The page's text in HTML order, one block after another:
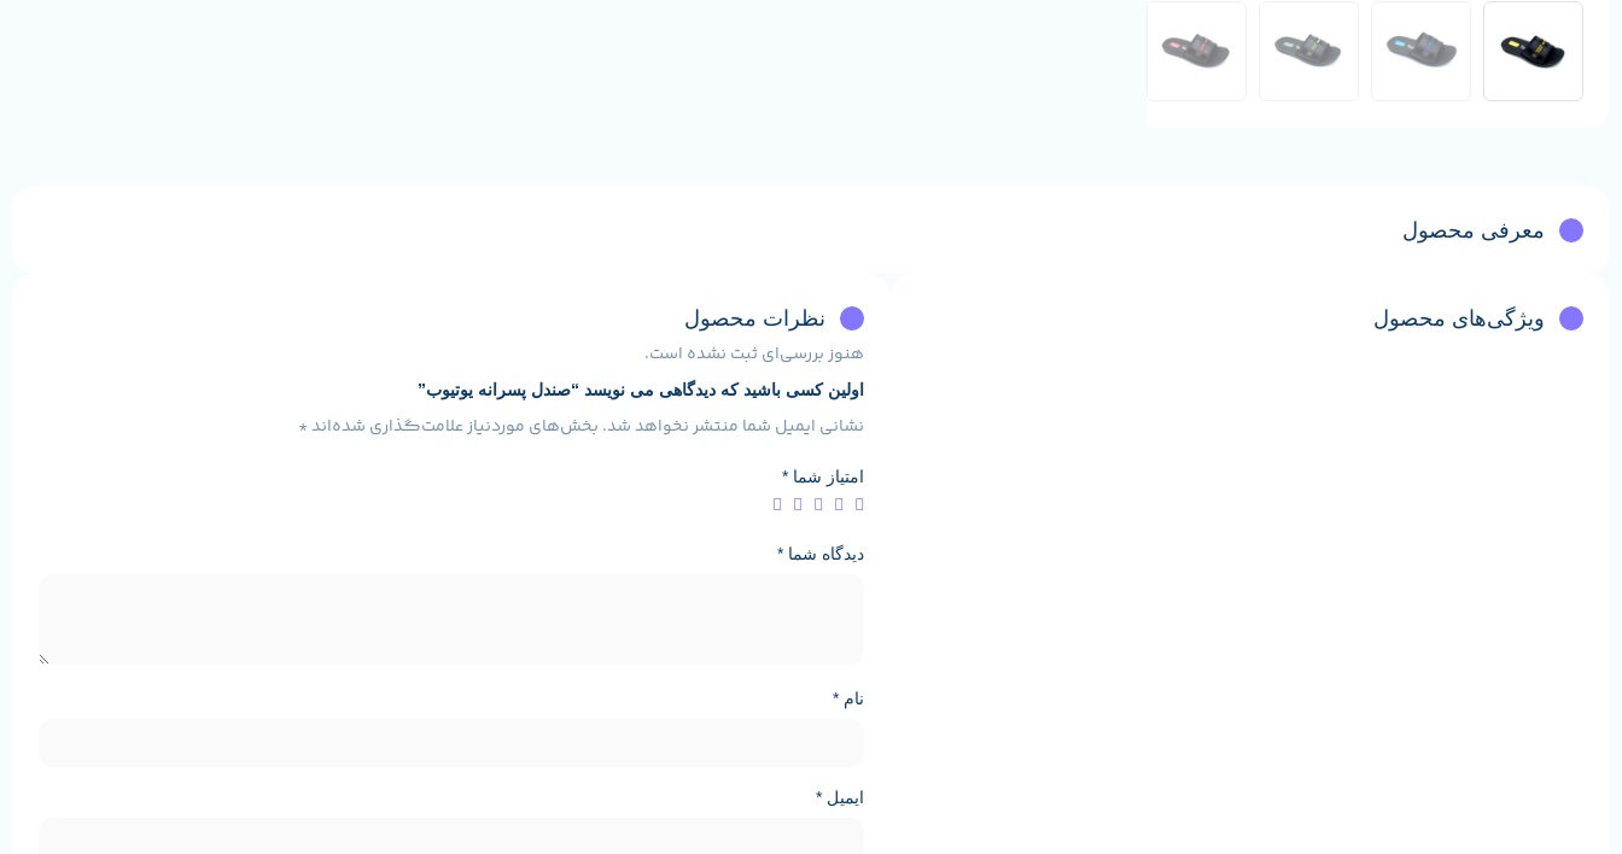
معرفی محصول
ویژگی‌های محصول نظرات محصول
هنوز بررسی‌ای ثبت نشده است.
اولین کسی باشید که دیدگاهی می نویسد “صندل پسرانه یوتیوب”
نشانی ایمیل شما منتشر نخواهد شد. بخش‌های موردنیاز علامت‌گذاری شده‌اند*
امتیاز شما*
دیدگاه شما*
نام*
ایمیل*